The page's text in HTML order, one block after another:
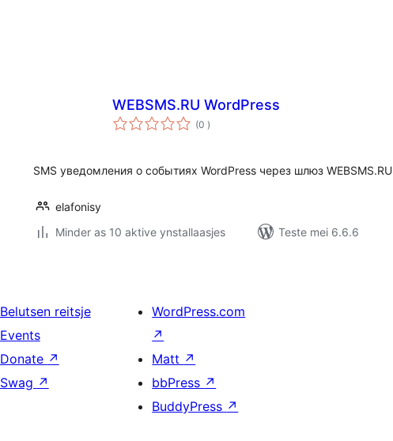
WEBSMS.RU WordPress
(0 totale
wurdearrings
)
SMS уведомления о событиях WordPress через шлюз WEBSMS.RU
elafonisy
Minder as 10 aktive ynstallaasjes
Teste mei 6.6.6
Belutsen reitsje
Events
Donate ↗
Swag ↗
WordPress.com
↗
Matt ↗
bbPress ↗
BuddyPress ↗